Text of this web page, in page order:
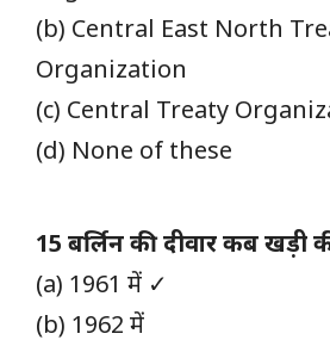
(b) Central East North
Organization
(c) Central Treaty
(d) None of these
15 बर्लिन की दीवार कब खड़ी
(a) 1961 में ✓
(b) 1962 में